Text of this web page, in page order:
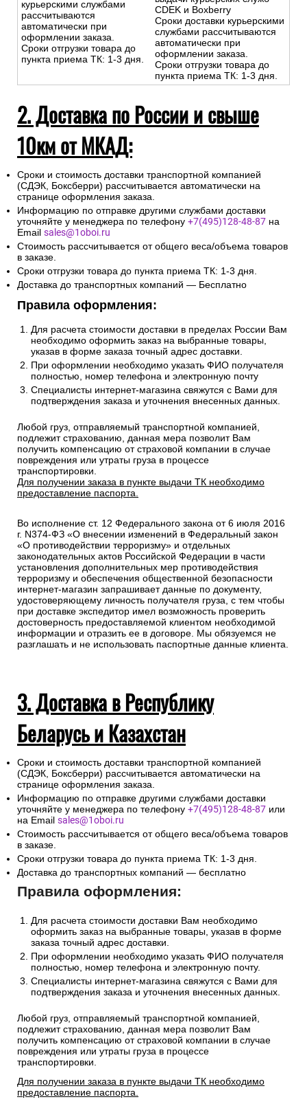
курьерскими службами
рассчитываются
автоматически при
оформлении заказа.
Сроки отгрузки товара до
пункта приема ТК: 1-3 дня.
CDEK и Boxberry
Сроки доставки курьерскими
службами рассчитываются
автоматически при
оформлении заказа.
Сроки отгрузки товара до
пункта приема ТК: 1-3 дня.
2. Доставка по России и свыше
10км от МКАД:
Сроки и стоимость доставки транспортной компанией
(СДЭК, Боксберри) рассчитывается автоматически на
странице оформления заказа.
Информацию по отправке другими службами доставки
уточняйте у менеджера по телефону +7(495)128-48-87 на
Email sales@1oboi.ru
Стоимость рассчитывается от общего веса/объема товаров
в заказе.
Сроки отгрузки товара до пункта приема ТК: 1-3 дня.
Доставка до транспортных компаний — Бесплатно
Правила оформления:
Для расчета стоимости доставки в пределах России Вам
необходимо оформить заказ на выбранные товары,
указав в форме заказа точный адрес доставки.
При оформлении необходимо указать ФИО получателя
полностью, номер телефона и электронную почту
Специалисты интернет-магазина свяжутся с Вами для
подтверждения заказа и уточнения внесенных данных.
Любой груз, отправляемый транспортной компанией,
подлежит страхованию, данная мера позволит Вам
получить компенсацию от страховой компании в случае
повреждения или утраты груза в процессе
транспортировки.
Для получении заказа в пункте выдачи ТК необходимо
предоставление паспорта.
Во исполнение ст. 12 Федерального закона от 6 июля 2016
г. N374-ФЗ «О внесении изменений в Федеральный закон
«О противодействии терроризму» и отдельных
законодательных актов Российской Федерации в части
установления дополнительных мер противодействия
терроризму и обеспечения общественной безопасности
интернет-магазин запрашивает данные по документу,
удостоверяющему личность получателя груза, с тем чтобы
при доставке экспедитор имел возможность проверить
достоверность предоставляемой клиентом необходимой
информации и отразить ее в договоре. Мы обязуемся не
разглашать и не использовать паспортные данные клиента.
3. Доставка в Республику
Беларусь и Казахстан
Сроки и стоимость доставки транспортной компанией
(СДЭК, Боксберри) рассчитывается автоматически на
странице оформления заказа.
Информацию по отправке другими службами доставки
уточняйте у менеджера по телефону +7(495)128-48-87 или
на Email sales@1oboi.ru
Стоимость рассчитывается от общего веса/объема товаров
в заказе.
Сроки отгрузки товара до пункта приема ТК: 1-3 дня.
Доставка до транспортных компаний — бесплатно
Правила оформления:
Для расчета стоимости доставки Вам необходимо
оформить заказ на выбранные товары, указав в форме
заказа точный адрес доставки.
При оформлении необходимо указать ФИО получателя
полностью, номер телефона и электронную почту.
Специалисты интернет-магазина свяжутся с Вами для
подтверждения заказа и уточнения внесенных данных.
Любой груз, отправляемый транспортной компанией,
подлежит страхованию, данная мера позволит Вам
получить компенсацию от страховой компании в случае
повреждения или утраты груза в процессе
транспортировки.
Для получении заказа в пункте выдачи ТК необходимо
предоставление паспорта.